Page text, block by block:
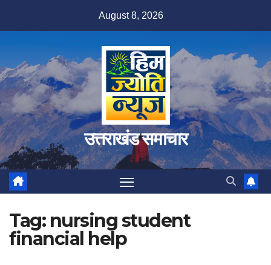
August 8, 2026
उत्तराखंड समाचार
Tag: nursing student
financial help